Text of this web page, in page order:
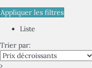
Appliquer les filtres
Liste
Trier par:
›